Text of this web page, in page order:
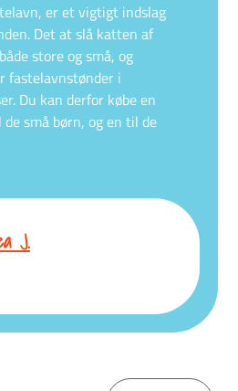
er et vigtigt indslag
Det at slå katten af
store og små, og
fastelavnstønder i
Du kan derfor købe en
små børn, og en til de
J.